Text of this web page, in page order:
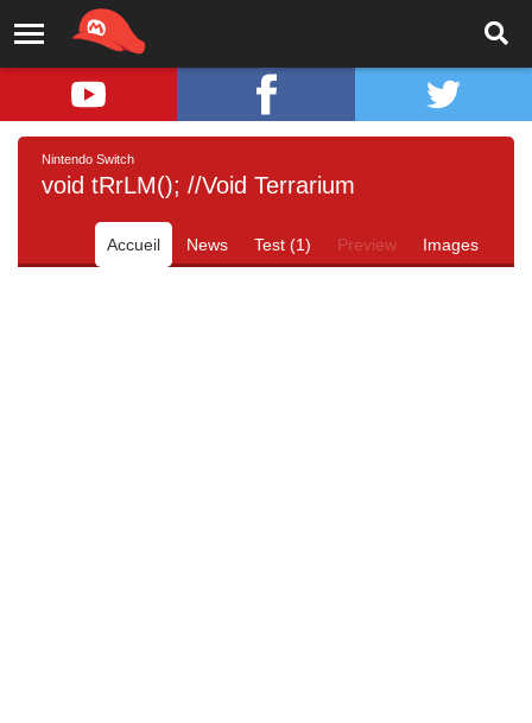
Nintendo Switch
void tRrLM(); //Void Terrarium
Accueil News Test (1) Preview Images